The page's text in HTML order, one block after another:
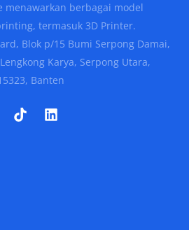
menawarkan berbagai model
termasuk 3D Printer.
Blok p/15 Bumi Serpong Damai,
Karya, Serpong Utara,
Banten